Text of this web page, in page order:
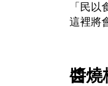
「民
這裡將
醬燒